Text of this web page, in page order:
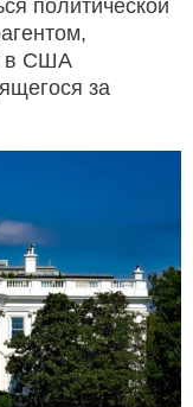
политической
в США
за